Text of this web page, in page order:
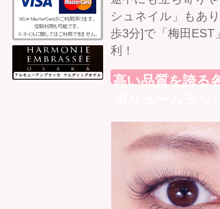
シュネイル」もあ
歩3分]で「梅田
利！
高い品質を誇る